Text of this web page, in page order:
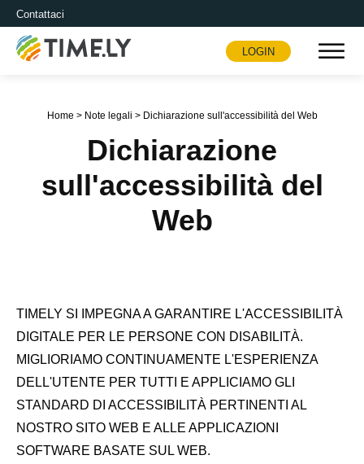
Contattaci
Timely
LOGIN
Home > Note legali > Dichiarazione sull'accessibilità del Web
Dichiarazione
sull'accessibilità del
Web
TIMELY SI IMPEGNA A GARANTIRE L'ACCESSIBILITÀ
DIGITALE PER LE PERSONE CON DISABILITÀ.
MIGLIORIAMO CONTINUAMENTE L'ESPERIENZA
DELL'UTENTE PER TUTTI E APPLICIAMO GLI
STANDARD DI ACCESSIBILITÀ PERTINENTI AL
NOSTRO SITO WEB E ALLE APPLICAZIONI
SOFTWARE BASATE SUL WEB.